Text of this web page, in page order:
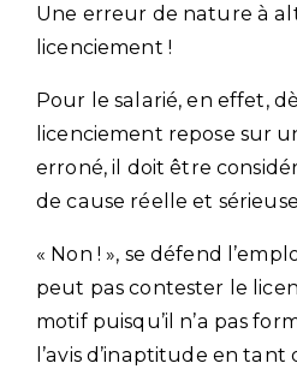
Une erreur de nature à
licenciement !
Pour le salarié, en effet,
licenciement repose sur
erroné, il doit être
de cause réelle et
« Non ! », se défend
peut pas contester le
motif puisqu’il n’a pas
l’avis d’inaptitude en